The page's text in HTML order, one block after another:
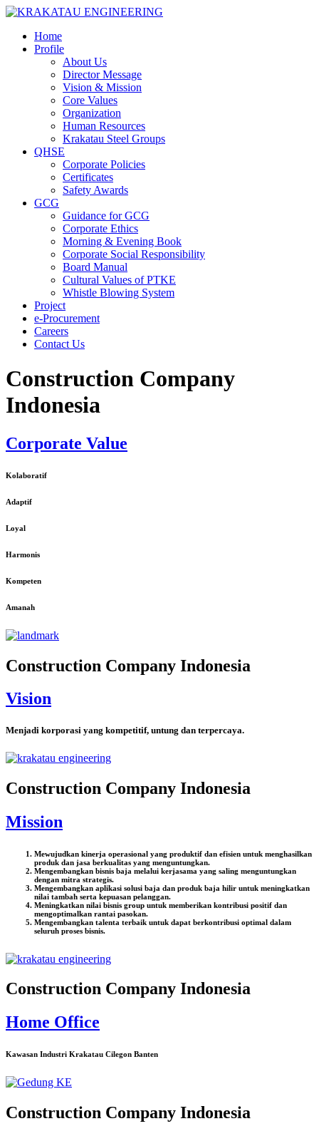
Home
Profile
About Us
Director Message
Vision & Mission
Core Values
Organization
Human Resources
Krakatau Steel Groups
QHSE
Corporate Policies
Certificates
Safety Awards
GCG
Guidance for GCG
Corporate Ethics
Morning & Evening Book
Corporate Social Responsibility
Board Manual
Cultural Values of PTKE
Whistle Blowing System
Project
e-Procurement
Careers
Contact Us
Construction Company
Indonesia
Corporate Value
Kolaboratif
Adaptif
Loyal
Harmonis
Kompeten
Amanah
Construction Company Indonesia
Vision
Menjadi korporasi yang kompetitif, untung dan terpercaya.
Construction Company Indonesia
Mission
Mewujudkan kinerja operasional yang produktif dan efisien untuk menghasilkan
produk dan jasa berkualitas yang menguntungkan.
Mengembangkan bisnis baja melalui kerjasama yang saling menguntungkan
dengan mitra strategis.
Mengembangkan aplikasi solusi baja dan produk baja hilir untuk meningkatkan
nilai tambah serta kepuasan pelanggan.
Meningkatkan nilai bisnis group untuk memberikan kontribusi positif dan
mengoptimalkan rantai pasokan.
Mengembangkan talenta terbaik untuk dapat berkontribusi optimal dalam
seluruh proses bisnis.
Construction Company Indonesia
Home Office
Kawasan Industri Krakatau Cilegon Banten
Construction Company Indonesia